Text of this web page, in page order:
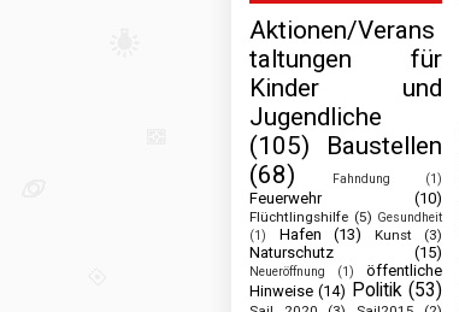
Aktionen/Verans
taltungen für
Kinder und
Jugendliche
(105)
Baustellen
(68)
Fahndung (1)
Feuerwehr (10)
Flüchtlingshilfe (5) Gesundheit
(1)
Hafen (13) Kunst (3)
Naturschutz (15)
Neueröffnung (1)
öffentliche
Hinweise (14) Politik (53)